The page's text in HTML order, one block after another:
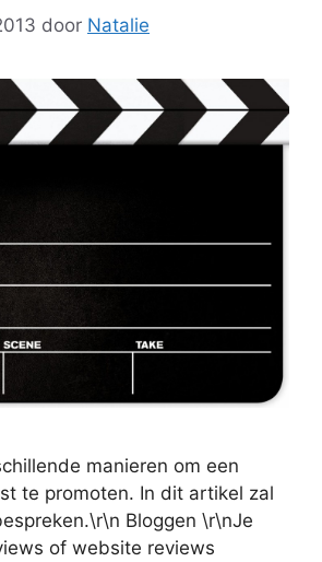
door Natalie
manieren om een
te promoten. In dit artikel zal
Bloggen \r\nJe
of website reviews